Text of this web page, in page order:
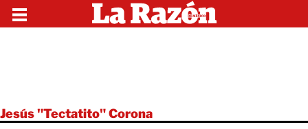
Jesús "Tectatito" Corona